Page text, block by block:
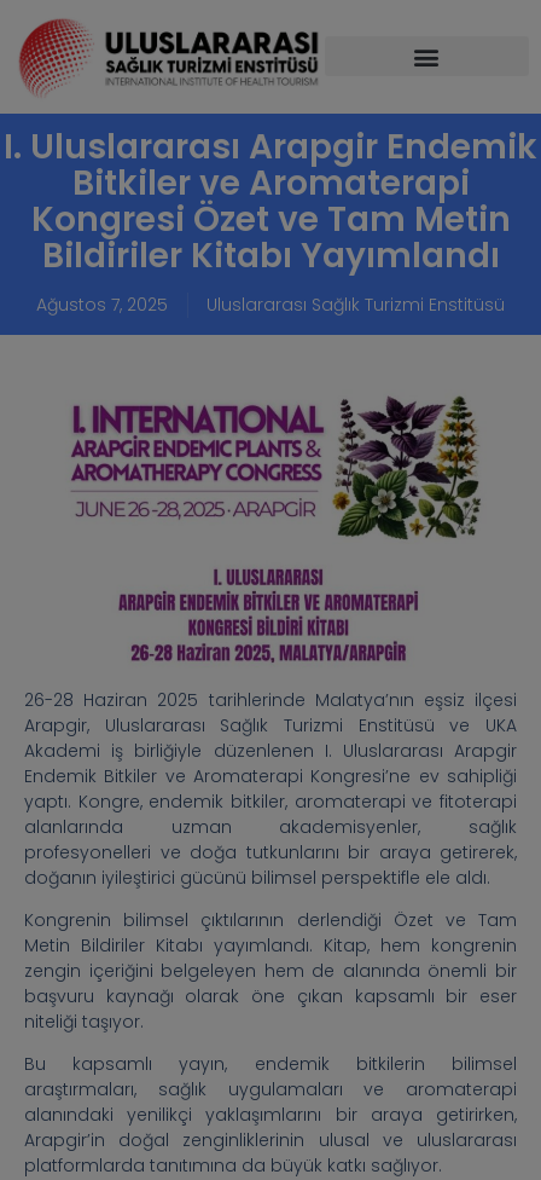
I. Uluslararası Arapgir Endemik
Bitkiler ve Aromaterapi
Kongresi Özet ve Tam Metin
Bildiriler Kitabı Yayımlandı
Ağustos 7, 2025 Uluslararası Sağlık Turizmi Enstitüsü
26-28 Haziran 2025 tarihlerinde Malatya’nın eşsiz ilçesi
Arapgir, Uluslararası Sağlık Turizmi Enstitüsü ve UKA
Akademi iş birliğiyle düzenlenen I. Uluslararası Arapgir
Endemik Bitkiler ve Aromaterapi Kongresi’ne ev sahipliği
yaptı. Kongre, endemik bitkiler, aromaterapi ve fitoterapi
alanlarında uzman akademisyenler, sağlık
profesyonelleri ve doğa tutkunlarını bir araya getirerek,
doğanın iyileştirici gücünü bilimsel perspektifle ele aldı.
Kongrenin bilimsel çıktılarının derlendiği Özet ve Tam
Metin Bildiriler Kitabı yayımlandı. Kitap, hem kongrenin
zengin içeriğini belgeleyen hem de alanında önemli bir
başvuru kaynağı olarak öne çıkan kapsamlı bir eser
niteliği taşıyor.
Bu kapsamlı yayın, endemik bitkilerin bilimsel
araştırmaları, sağlık uygulamaları ve aromaterapi
alanındaki yenilikçi yaklaşımlarını bir araya getirirken,
Arapgir’in doğal zenginliklerinin ulusal ve uluslararası
platformlarda tanıtımına da büyük katkı sağlıyor.